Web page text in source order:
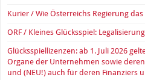
Kurier / Wie Österreichs Regierung
ORF / Kleines Glücksspiel:
Glücksspiellizenzen: ab 1. Juli 2026
Organe der Unternehmen sowie
und (NEU!) auch für deren Finanziers